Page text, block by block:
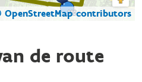
OpenStreetMap contributors
de route